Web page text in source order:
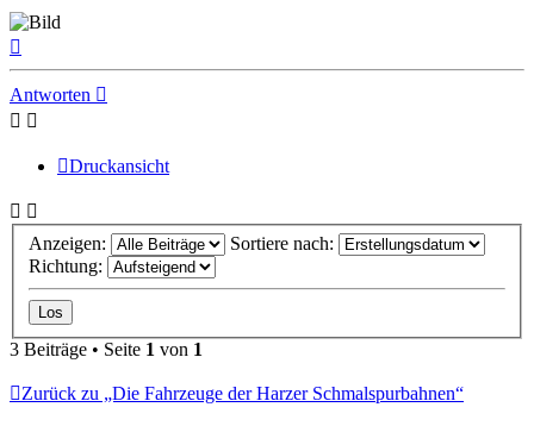
Antworten
Druckansicht
Anzeigen:
Sortiere nach:
Richtung:
3 Beiträge • Seite 1 von 1
Zurück zu „Die Fahrzeuge der Harzer Schmalspurbahnen“